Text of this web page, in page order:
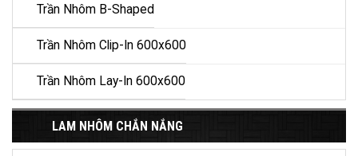
Trần Nhôm B-Shaped
Trần Nhôm Clip-In 600x600
Trần Nhôm Lay-In 600x600
LAM NHÔM CHẮN NẮNG